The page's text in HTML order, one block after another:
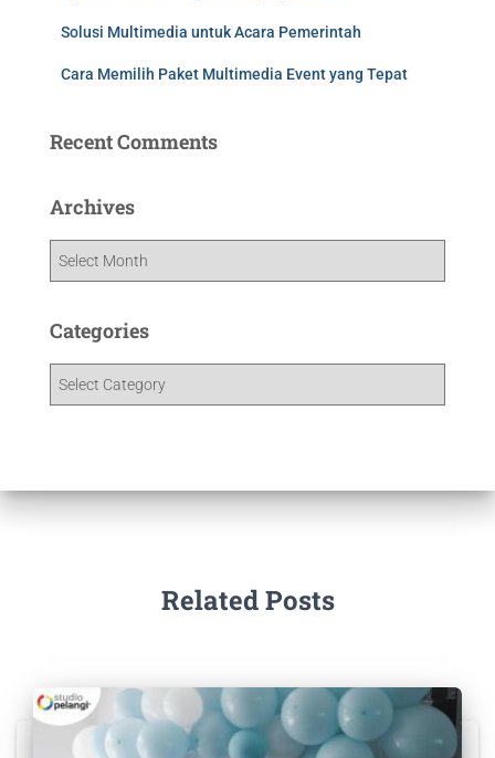
Solusi Multimedia untuk Acara Pemerintah
Cara Memilih Paket Multimedia Event yang Tepat
Recent Comments
Archives
Categories
Related Posts